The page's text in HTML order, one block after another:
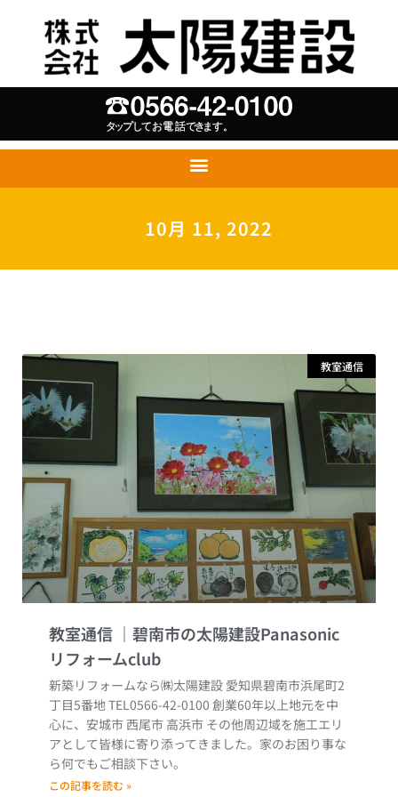
10月 11, 2022
教室通信
教室通信
新築リフォームなら㈱太陽建設 愛知県碧南市浜尾町2
丁目5番地 TEL0566-42-0100 創業60年以上地元を中
心に、安城市 西尾市 高浜市 その他周辺域を施工エリ
アとして皆様に寄り添ってきました。家のお困り事な
ら何でもご相談下さい。
この記事を読む »